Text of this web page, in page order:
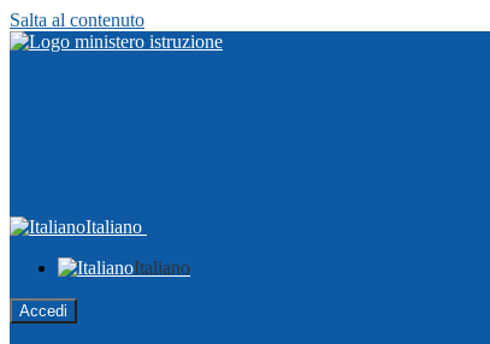
Salta al contenuto
Italiano
Italiano
Accedi